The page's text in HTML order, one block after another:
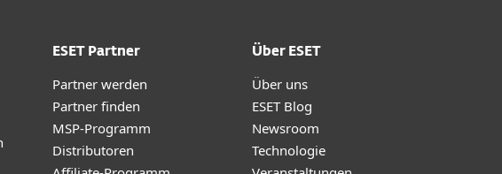
ESET Partner
Partner werden
Partner finden
MSP-Programm
Distributoren
Über ESET
Über uns
ESET Blog
Newsroom
Technologie